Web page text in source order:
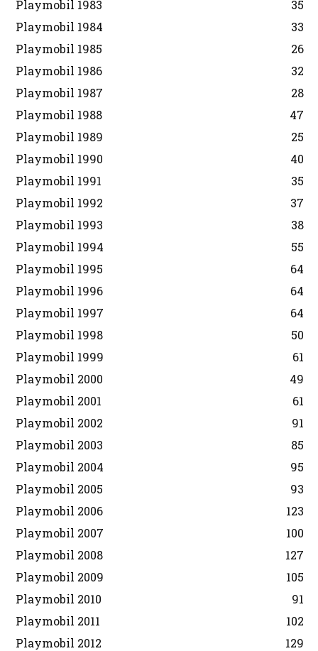
Playmobil 1983
35
Playmobil 1984
33
Playmobil 1985
26
Playmobil 1986
32
Playmobil 1987
28
Playmobil 1988
47
Playmobil 1989
25
Playmobil 1990
40
Playmobil 1991
35
Playmobil 1992
37
Playmobil 1993
38
Playmobil 1994
55
Playmobil 1995
64
Playmobil 1996
64
Playmobil 1997
64
Playmobil 1998
50
Playmobil 1999
61
Playmobil 2000
49
Playmobil 2001
61
Playmobil 2002
91
Playmobil 2003
85
Playmobil 2004
95
Playmobil 2005
93
Playmobil 2006
123
Playmobil 2007
100
Playmobil 2008
127
Playmobil 2009
105
Playmobil 2010
91
Playmobil 2011
102
Playmobil 2012
129